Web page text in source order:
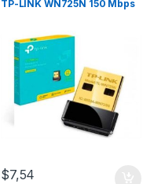
TP-LINK WN725N 150 Mbps
$7,54